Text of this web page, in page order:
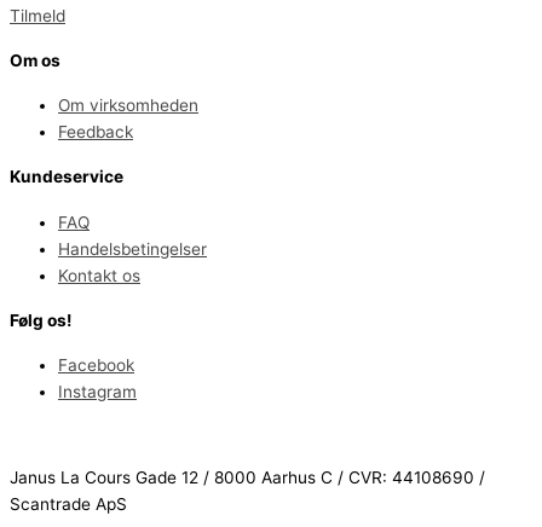
Tilmeld
Om os
Om virksomheden
Feedback
Kundeservice
FAQ
Handelsbetingelser
Kontakt os
Følg os!
Facebook
Instagram
Janus La Cours Gade 12 / 8000 Aarhus C / CVR: 44108690 /
Scantrade ApS